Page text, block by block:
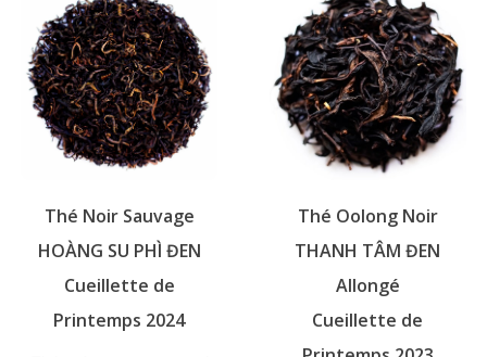
variations.
Les
options
peuvent
être
choisies
produit
variations.
Les
options
peuvent
être
choisies
page
Thé Noir Sauvage
HOÀNG SU PHÌ ĐEN
Cueillette de
Printemps 2024
Thé Oolong Noir
THANH TÂM ĐEN
Allongé
Cueillette de